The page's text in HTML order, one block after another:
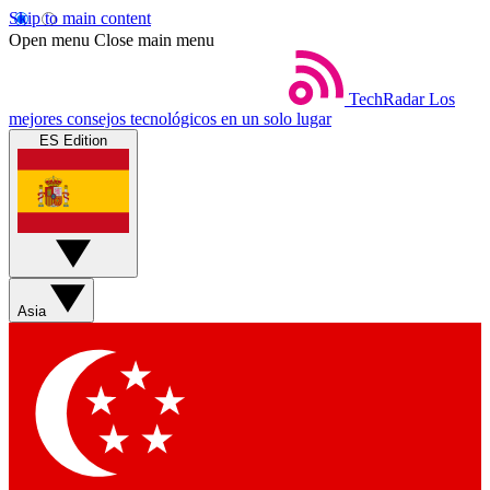
Skip to main content
Open menu Close main menu
TechRadar Los
mejores consejos tecnológicos en un solo lugar
ES Edition
Asia